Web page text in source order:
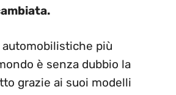
automobilistiche più
è senza dubbio la
grazie ai suoi modelli